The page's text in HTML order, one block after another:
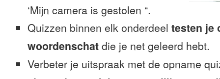
‘Mijn camera is gestolen “.
Quizzen binnen elk onderdeel testen je
woordenschat die je net geleerd hebt.
Verbeter je uitspraak met de opname